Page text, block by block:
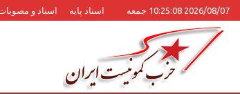
2026/08/07 10:25:08 جمعه اسناد پایه اسناد و